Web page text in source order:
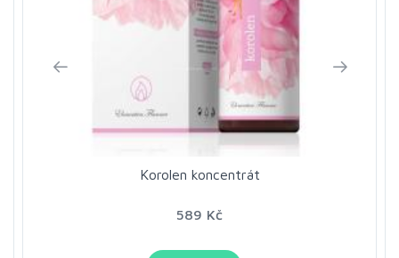
Korolen koncentrát
589 Kč